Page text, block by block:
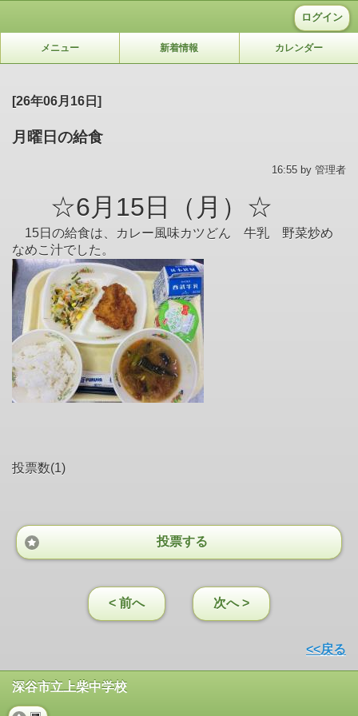
ログイン
メニュー 新着情報 カレンダー
[26年06月16日]
月曜日の給食
16:55 by 管理者
☆6月15日（月）☆
15日の給食は、カレー風味カツどん 牛乳 野菜炒め
なめこ汁でした。
投票数(1)
投票する
< 前へ 次へ >
<<戻る
深谷市立上柴中学校